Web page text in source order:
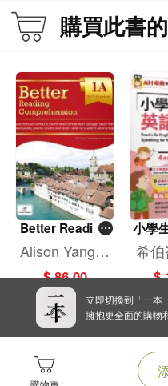
購買此書
Better Reading
Comprehension
Alison Yang,C
armen Yeung
$ 86.00
小學
會
希
$
立即切換到「一本
擁抱更全面的購物